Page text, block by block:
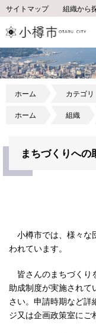
サイトマップ 組織から
ホーム カテゴリ
ホーム 組織
まちづくりへの
小樽市では、様々な
われています。
皆さんのまちづくり
助成制度が実施されて
さい。申請時期など詳
ジ又は企画政策室にご